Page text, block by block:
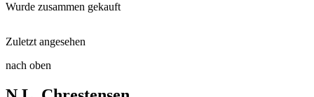
Substral® Osmocote® Langzeit D ...
Wurde zusammen gekauft
Stabtomate Harzfeuer, F1 (unve ...
Zuletzt angesehen
Pelargonie Sunrise® Paloma
nach oben